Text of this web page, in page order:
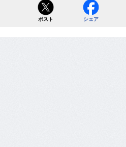
ポスト シェア